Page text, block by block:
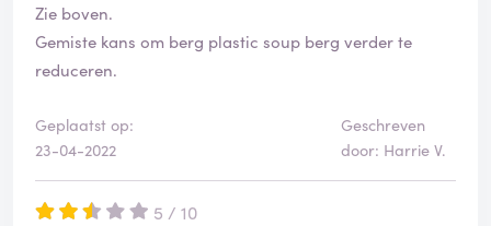
o
o
r
d
l
i
n
g
Zie boven.
Gemiste kans om berg plastic soup berg verder te
reduceren.
Geplaatst op:
23-04-2022
Geschreven
door: Harrie V.
5 / 10